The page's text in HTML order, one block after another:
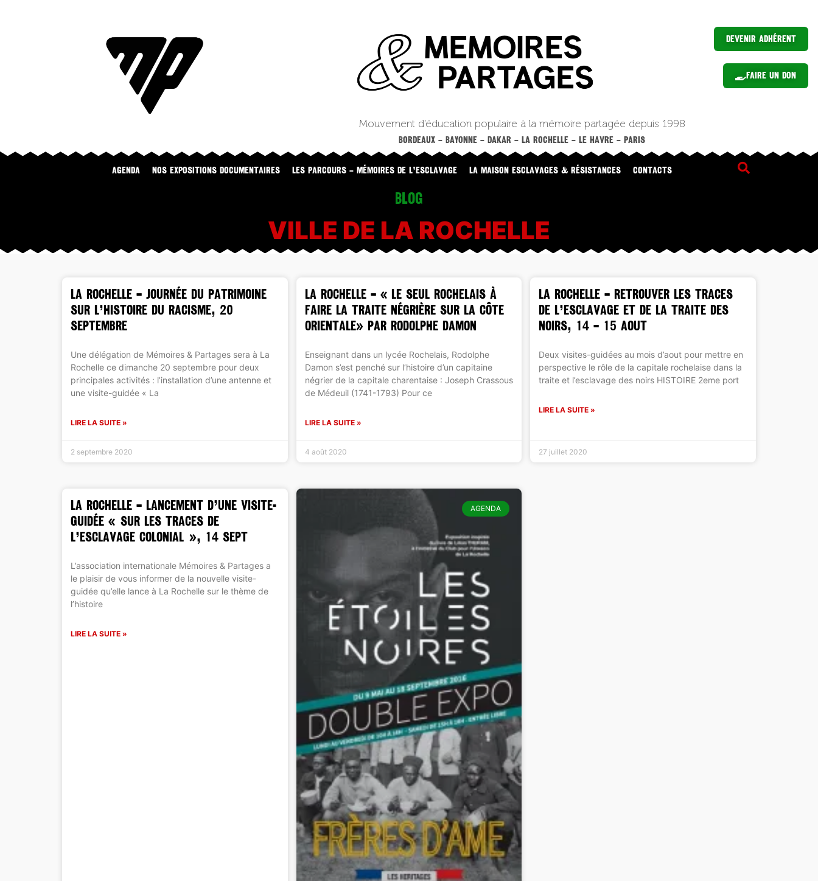
Devenir Adhérent
Faire un Don
Mouvement d’éducation populaire à la mémoire partagée depuis 1998
BORDEAUX – BAYONNE – DAKAR – LA ROCHELLE – LE HAVRE – PARIS
Agenda NOS EXPOSITIONS DOCUMENTAIRES LES PARCOURS – MÉMOIRES DE L’ESCLAVAGE LA MAISON ESCLAVAGES & RÉSISTANCES CONTACTS
Blog
VILLE DE LA ROCHELLE
LA ROCHELLE – Journée du patrimoine
sur l’histoire du racisme, 20
septembre
Une délégation de Mémoires & Partages sera à La
Rochelle ce dimanche 20 septembre pour deux
principales activités : l’installation d’une antenne et
une visite-guidée « La
LIRE LA SUITE »
2 septembre 2020
LA ROCHELLE – « Le seul rochelais à
faire la traite négrière sur la côte
orientale» par Rodolphe Damon
Enseignant dans un lycée Rochelais, Rodolphe
Damon s’est penché sur l’histoire d’un capitaine
négrier de la capitale charentaise : Joseph Crassous
de Médeuil (1741-1793) Pour ce
LIRE LA SUITE »
4 août 2020
LA ROCHELLE – retrouver les traces
de l’esclavage et de la traite des
noirs, 14 – 15 aout
Deux visites-guidées au mois d’aout pour mettre en
perspective le rôle de la capitale rochelaise dans la
traite et l’esclavage des noirs HISTOIRE 2eme port
LIRE LA SUITE »
27 juillet 2020
LA ROCHELLE – Lancement d’une visite-
guidée « sur les traces de
l’esclavage colonial », 14 sept
L’association internationale Mémoires & Partages a
le plaisir de vous informer de la nouvelle visite-
guidée qu’elle lance à La Rochelle sur le thème de
l’histoire
LIRE LA SUITE »
AGENDA